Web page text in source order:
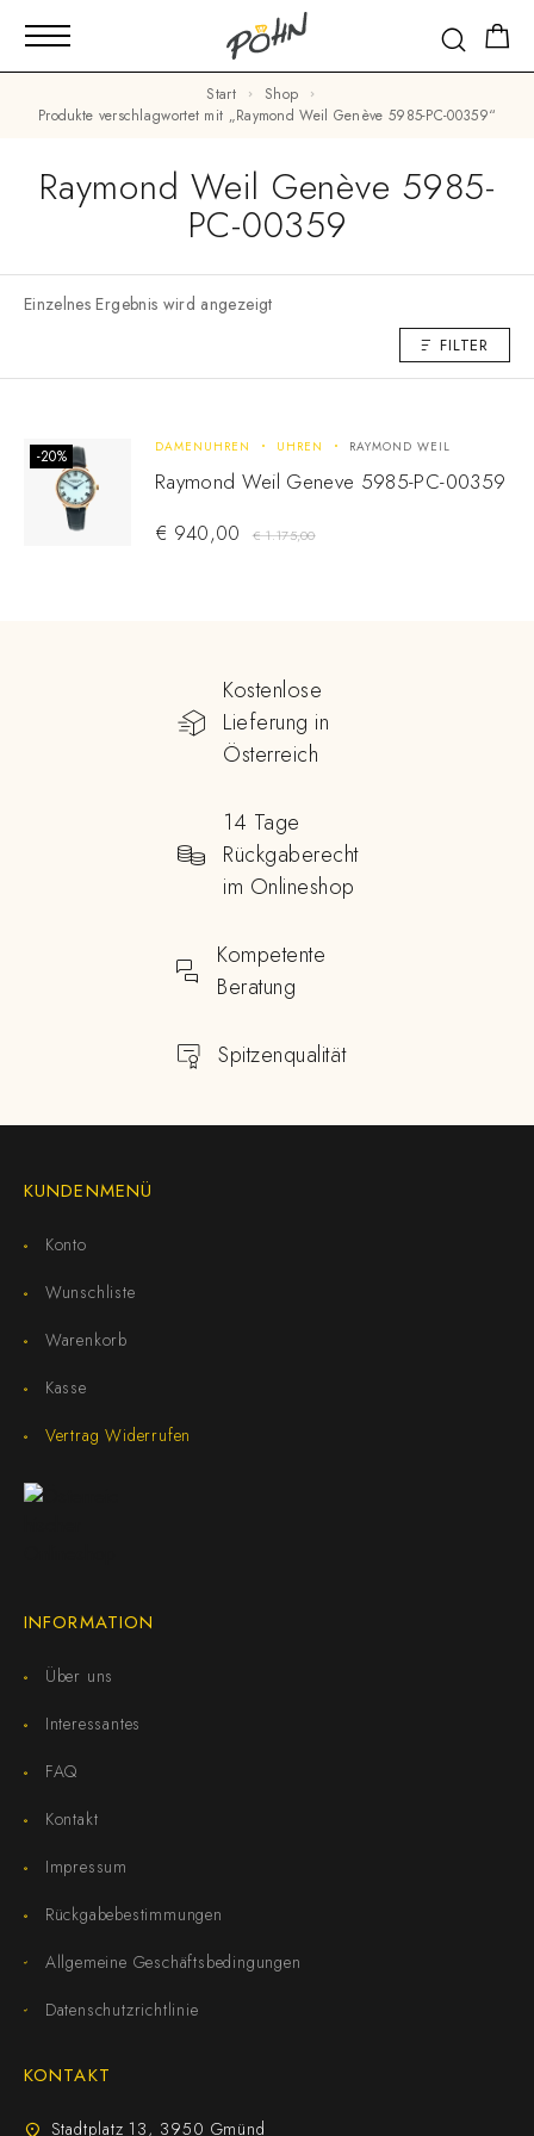
Start
Shop
Produkte verschlagwortet mit „Raymond Weil Genève 5985-PC-00359“
Raymond Weil Genève 5985-
PC-00359
Einzelnes Ergebnis wird angezeigt
FILTER
-20% DAMENUHREN UHREN RAYMOND WEIL
Raymond Weil Geneve 5985-PC-00359
€1.175,00
€ 940,00
Kostenlose
Lieferung in
Österreich
14 Tage
Rückgaberecht
im Onlineshop
Kompetente
Beratung
Spitzenqualität
KUNDENMENÜ
Konto
Wunschliste
Warenkorb
Kasse
Vertrag Widerrufen
INFORMATION
Über uns
Interessantes
FAQ
Kontakt
Impressum
Rückgabebestimmungen
Allgemeine Geschäftsbedingungen
Datenschutzrichtlinie
KONTAKT
Stadtplatz 13, 3950 Gmünd